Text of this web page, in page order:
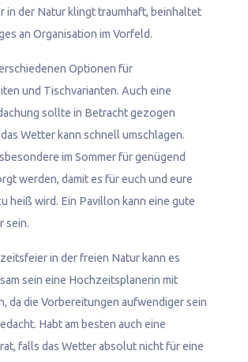
in der Natur klingt traumhaft, beinhaltet
an Organisation im Vorfeld.
Optionen für
und Tischvarianten. Auch eine
sollte in Betracht gezogen
Wetter kann schnell umschlagen.
im Sommer für genügend
werden, damit es für euch und eure
heiß wird. Ein Pavillon kann eine gute
sein.
in der freien Natur kann es
sein eine Hochzeitsplanerin mit
da die Vorbereitungen aufwendiger sein
Habt am besten auch eine
falls das Wetter absolut nicht für eine